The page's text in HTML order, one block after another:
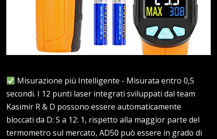
Misurazione più Intelligente - Misurata entro 0,5
secondi. I 12 punti laser integrati sviluppati dal team
Kasimir R & D possono essere automaticamente
bloccati da D: S a 12: 1, rispetto alla maggior parte del
termometro sul mercato, AD50 può essere in grado di